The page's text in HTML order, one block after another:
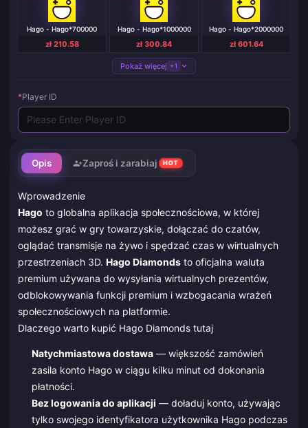
Opis Zaproś i zarabiaj HOT
Wprowadzenie
Hago to globalna aplikacja społecznościowa, w której
możesz grać w gry towarzyskie, dołączać do czatów,
oglądać transmisje na żywo i spędzać czas w wirtualnych
przestrzeniach 3D. Hago Diamonds to oficjalna waluta
premium używana do wysyłania wirtualnych prezentów,
odblokowywania funkcji premium i wzbogacania wrażeń
społecznościowych na platformie.
Dlaczego warto kupić Hago Diamonds tutaj
Natychmiastowa dostawa— większość zamówień
zasila konto Hago w ciągu kilku minut od dokonania
płatności.
Bez logowania do aplikacji — doładuj konto, używając
tylko swojego identyfikatora użytkownika Hago podczas
Hago - Hago*700000
zł 210.58
Hago - Hago*1000000
zł 300.84
Hago - Hago*2000000
zł 601.64
Pokaż więcej +1
*Player ID